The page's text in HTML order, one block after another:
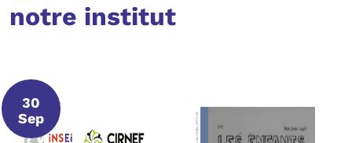
notre institut
30 septembre 2026
30
Sep